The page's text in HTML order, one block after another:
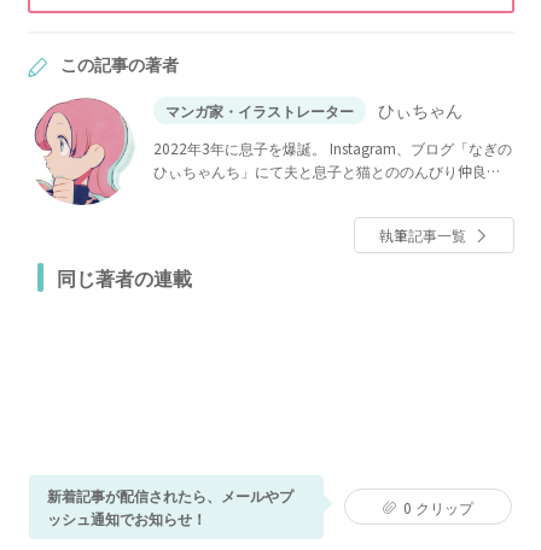
この記事の著者
マンガ家・イラストレーター ひぃちゃん
2022年3年に息子を爆誕。 Instagram、ブログ「なぎの
ひぃちゃんち」にて夫と息子と猫とののんびり仲良し
サーカスご夫妻の日常「団長はいつも全力」連載中。
執筆記事一覧
同じ著者の連載
新着記事が配信されたら、メールやプ
ッシュ通知でお知らせ！
0 クリップ